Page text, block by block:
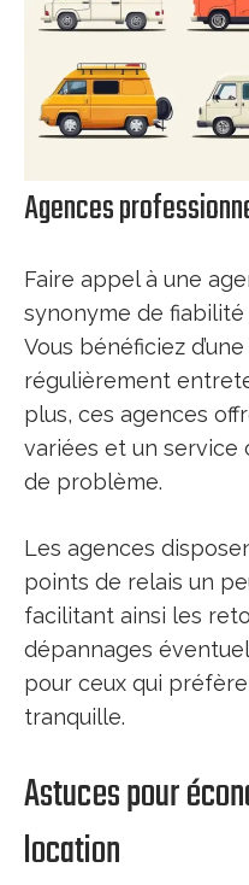
Agences
Faire appel à une
synonyme de
Vous bénéficiez
régulièrement
plus, ces agences
variées et un service
de problème.
Les agences
points de relais un
facilitant ainsi les
dépannages
pour ceux qui
tranquille.
Astuces pour
location